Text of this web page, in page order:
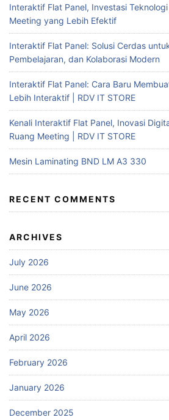
Interaktif Flat Panel, Investasi
Meeting yang Lebih Efektif
Interaktif Flat Panel: Solusi Cerdas
Pembelajaran, dan Kolaborasi Modern
Interaktif Flat Panel: Cara Baru
Lebih Interaktif | RDV IT STORE
Kenali Interaktif Flat Panel, Inovasi
Ruang Meeting | RDV IT STORE
Mesin Laminating BND LM A3 330
RECENT COMMENTS
ARCHIVES
July 2026
June 2026
May 2026
April 2026
February 2026
January 2026
December 2025